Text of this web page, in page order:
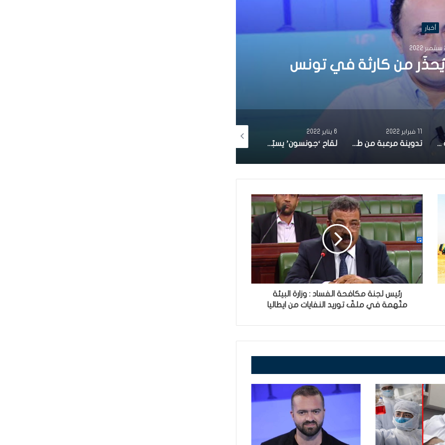
أخبار
يُحذّر من كارثة في تونس
بوقيرة ينشر تدوينة مفزعة ويطالب بفرض الحجر الصحي الشامل قبل فوات الأوان
11 فبراير 2022
تدوينة مرعبة من طبيب بمستشفى شارل نيكول
6 يناير 2022
لقاح ‘جونسون’ يسبّب جلطات قلبية؟ الهاشمي الوزير يوضّح
رئيس لجنة مكافحة الفساد : وزارة البيئة
متّهمة في ملفّ توريد النفايات من ايطاليا